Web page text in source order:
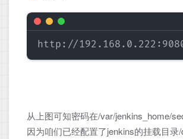
从上图可知密码在/var/jenkins_home/
因为咱们已经配置了jenkins的挂载目录